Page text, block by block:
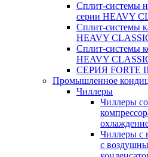
Сплит-системы
серии HEAVY
Сплит-системы
HEAVY
Сплит-системы
HEAVY
СЕРИЯ FORTE
Промышленное
Чиллеры
Чиллеры
Чиллеры с
с